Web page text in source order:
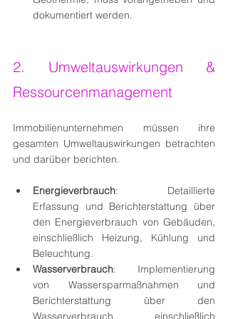
dokumentiert werden.
2. Umweltauswirkungen &
Ressourcenmanagement
Immobilienunternehmen müssen ihre
gesamten Umweltauswirkungen betrachten
und darüber berichten.
Energieverbrauch: Detaillierte
Erfassung und Berichterstattung über
den Energieverbrauch von Gebäuden,
einschließlich Heizung, Kühlung und
Beleuchtung.
Wasserverbrauch: Implementierung
von Wassersparmaßnahmen und
Berichterstattung über den
Wasserverbrauch, einschließlich